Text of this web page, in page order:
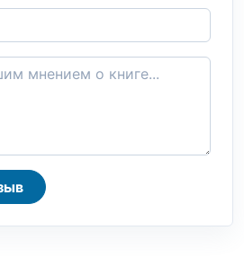
отзыв